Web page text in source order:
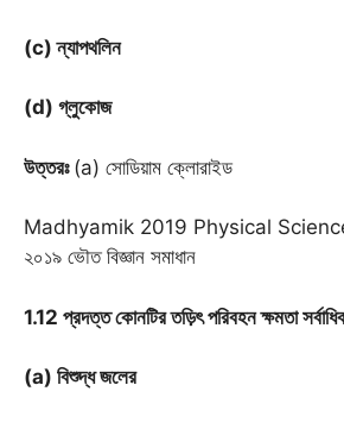
(c) ন্যাপথলিন
(d) গ্লুকোজ
উত্তরঃ (a) সোডিয়াম ক্লোরাইড
Madhyamik 2019 Physical Science
২০১৯ ভৌত বিজ্ঞান সমাধান
1.12 প্রদত্ত কোনটির তড়িৎ পরিবহন ক্ষমতা
(a) বিশুদ্ধ জলের